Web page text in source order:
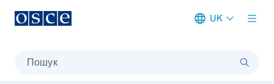
UK
Пошук